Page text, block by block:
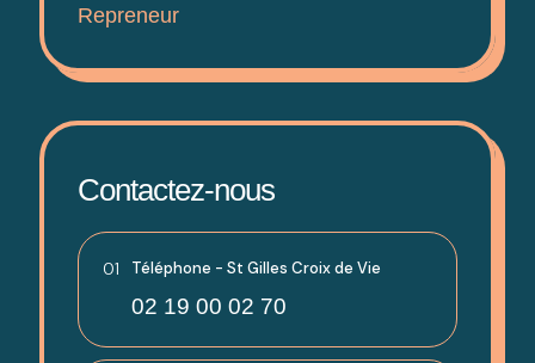
Repreneur
Contactez-nous
01 Téléphone - St Gilles Croix de Vie
02 19 00 02 70